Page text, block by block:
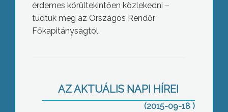
érdemes körültekintően közlekedni –
tudtuk meg az Országos Rendőr
Főkapitányságtól.
AZ AKTUÁLIS NAPI HÍREI
(2015-09-18 )